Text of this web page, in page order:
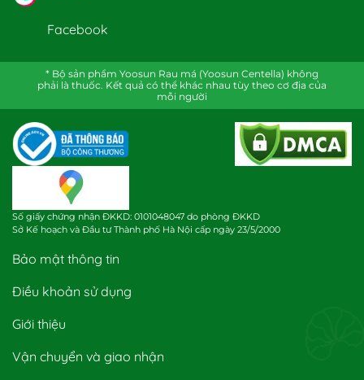
Facebook
* Bộ sản phẩm Yoosun Rau má (Yoosun Centella) không
phải là thuốc. Kết quả có thể khác nhau tùy theo cơ địa của
mỗi người
Số giấy chứng nhận ĐKKD: 0101048047 do phòng ĐKKD
Sở Kế hoạch và Đầu tư Thành phố Hà Nội cấp ngày 23/5/2000
Bảo mật thông tin
Điều khoản sử dụng
Giới thiệu
Vận chuyển và giao nhận